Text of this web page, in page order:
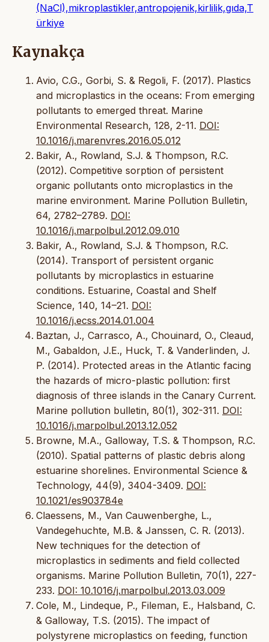
(NaCl),mikroplastikler,antropojenik,kirlilik,gıda,T
ürkiye
Kaynakça
Avio, C.G., Gorbi, S. & Regoli, F. (2017). Plastics
and microplastics in the oceans: From emerging
pollutants to emerged threat. Marine
Environmental Research, 128, 2-11. DOI:
10.1016/j.marenvres.2016.05.012
Bakir, A., Rowland, S.J. & Thompson, R.C.
(2012). Competitive sorption of persistent
organic pollutants onto microplastics in the
marine environment. Marine Pollution Bulletin,
64, 2782–2789. DOI:
10.1016/j.marpolbul.2012.09.010
Bakir, A., Rowland, S.J. & Thompson, R.C.
(2014). Transport of persistent organic
pollutants by microplastics in estuarine
conditions. Estuarine, Coastal and Shelf
Science, 140, 14–21. DOI:
10.1016/j.ecss.2014.01.004
Baztan, J., Carrasco, A., Chouinard, O., Cleaud,
M., Gabaldon, J.E., Huck, T. & Vanderlinden, J.
P. (2014). Protected areas in the Atlantic facing
the hazards of micro-plastic pollution: first
diagnosis of three islands in the Canary Current.
Marine pollution bulletin, 80(1), 302-311. DOI:
10.1016/j.marpolbul.2013.12.052
Browne, M.A., Galloway, T.S. & Thompson, R.C.
(2010). Spatial patterns of plastic debris along
estuarine shorelines. Environmental Science &
Technology, 44(9), 3404-3409. DOI:
10.1021/es903784e
Claessens, M., Van Cauwenberghe, L.,
Vandegehuchte, M.B. & Janssen, C. R. (2013).
New techniques for the detection of
microplastics in sediments and field collected
organisms. Marine Pollution Bulletin, 70(1), 227-
233. DOI: 10.1016/j.marpolbul.2013.03.009
Cole, M., Lindeque, P., Fileman, E., Halsband, C.
& Galloway, T.S. (2015). The impact of
polystyrene microplastics on feeding, function